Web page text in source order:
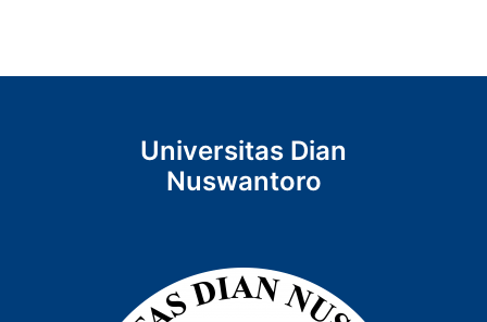
Universitas Dian
Nuswantoro